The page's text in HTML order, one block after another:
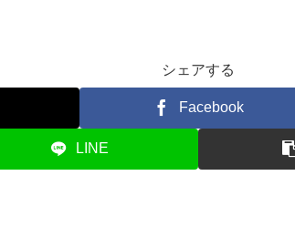
シェアする
Facebook
LINE